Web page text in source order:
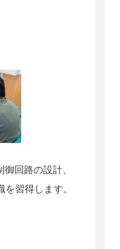
回路の設計、
習得します。